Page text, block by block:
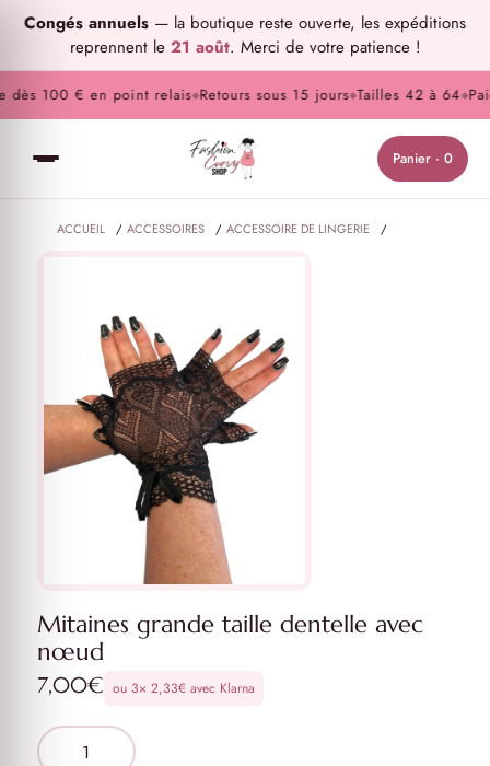
Congés annuels — la boutique reste ouverte, les expéditions
reprennent le 21 août. Merci de votre patience !
100 € en point relais◆Retours sous 15 jours◆Tailles 42 à 64◆
Panier · 0
ACCUEIL / ACCESSOIRES / ACCESSOIRE DE LINGERIE
/
Mitaines grande taille dentelle avec
nœud
7,00€ ou 3× 2,33€avec Klarna